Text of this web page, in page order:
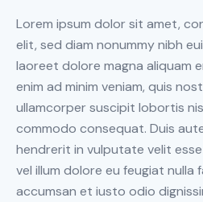
Lorem ipsum dolor sit amet,
elit, sed diam nonummy nibh
laoreet dolore magna aliquam
enim ad minim veniam, quis
ullamcorper suscipit lobortis
commodo consequat. Duis
hendrerit in vulputate velit
vel illum dolore eu feugiat nulla
accumsan et iusto odio